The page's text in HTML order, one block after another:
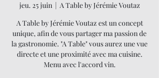
jeu. 25 juin
  |
A Table by Jérémie Voutaz
A Table by Jérémie Voutaz est un concept
unique, afin de vous partager ma passion de
la gastronomie. "A Table" vous aurez une vue
directe et une proximité avec ma cuisine.
Menu avec l'accord vin.